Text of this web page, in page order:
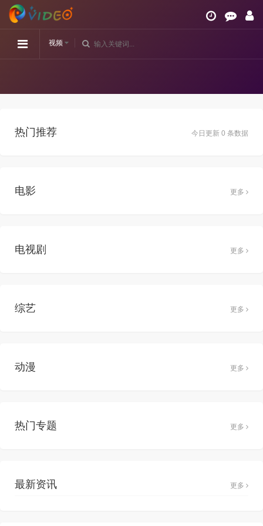
视频
今日更新 0 条数据
热门推荐
电影 更多
电视剧 更多
综艺 更多
动漫 更多
热门专题 更多
最新资讯 更多